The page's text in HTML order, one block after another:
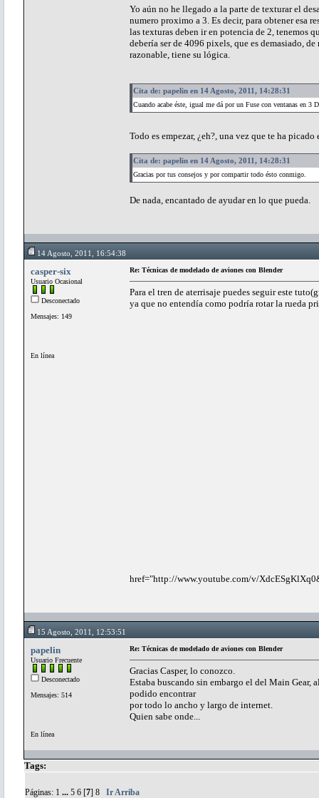
Yo aún no he llegado a la parte de texturar el
numero proximo a 3. Es decir, para obtener esa
las texturas deben ir en potencia de 2, tenemos
debería ser de 4096 pixels, que es demasiado,
razonable, tiene su lógica.
Cita de: papelin en 14 Agosto, 2011, 14:28:31
Cuando acabe éste, igual me dá por un Fuse con ventanas en
Todo es empezar, ¿eh?, una vez que te ha
Cita de: papelin en 14 Agosto, 2011, 14:28:31
Gracias por tus consejos y por compartir todo ésto conmigo.
De nada, encantado de ayudar en lo que pueda.
14 Agosto, 2011, 16:54:38
casper-six
Usuario Ocasional
Desconectado
Mensajes: 149
En línea
Re: Técnicas de modelado de aviones con Blender
Para el tren de aterrisaje puedes seguir este
ya que no entendía como podría rotar la rueda
href="http://www.youtube.com/v/
15 Agosto, 2011, 12:53:51
papelin
Usuario Frecuente
Desconectado
Mensajes: 514
En línea
Re: Técnicas de modelado de aviones con Blender
Gracias Casper, lo conozco.
Estaba buscando sin embargo el del Main Gear,
podido encontrar
por todo lo ancho y largo de internet.
Quien sabe onde...
Tags:
Páginas: 1 ... 5 6 [7] 8 Ir Arriba